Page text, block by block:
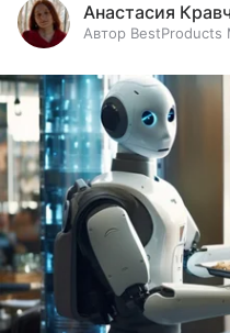
Анастасия
Автор BestProducts